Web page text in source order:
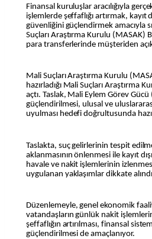
Finansal kuruluşlar aracılığıyla gerçekleştirilen EFT, havale ve nakit
işlemlerde şeffaflığı artırmak, kayıt
güvenliğini güçlendirmek amacıyla
Suçları Araştırma Kurulu (MASAK)
para transferlerinde müşteriden
Mali Suçları Araştırma Kurulu
hazırladığı Mali Suçları Araştırma
açtı. Taslak, Mali Eylem Görev
güçlendirilmesi, ulusal ve
uyulması hedefi doğrultusunda
Taslakta, suç gelirlerinin tespit
aklanmasının önlenmesi ile kayıt
havale ve nakit işlemlerinin
uygulanan yaklaşımlar dikkate
Düzenlemeyle, genel ekonomik
vatandaşların günlük nakit
şeffaflığın artırılması, finansal
güçlendirilmesi de amaçlanıyor.